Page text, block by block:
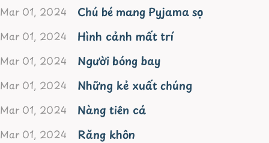
Mar 01, 2024 Chú bé mang Pyjama sọc
Mar 01, 2024 Hình cảnh mất trí
Mar 01, 2024 Người bóng bay
Mar 01, 2024 Những kẻ xuất chúng
Mar 01, 2024 Nàng tiên cá
Mar 01, 2024 Răng khôn